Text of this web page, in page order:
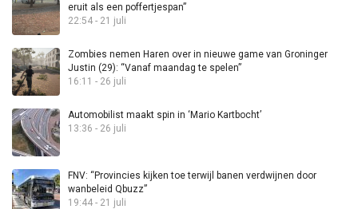
eruit als een poffertjespan”
22:54 - 21 juli
Zombies nemen Haren over in nieuwe game van Groninger
Justin (29): “Vanaf maandag te spelen”
16:11 - 26 juli
Automobilist maakt spin in ‘Mario Kartbocht’
13:36 - 26 juli
FNV: “Provincies kijken toe terwijl banen verdwijnen door
wanbeleid Qbuzz”
19:44 - 21 juli